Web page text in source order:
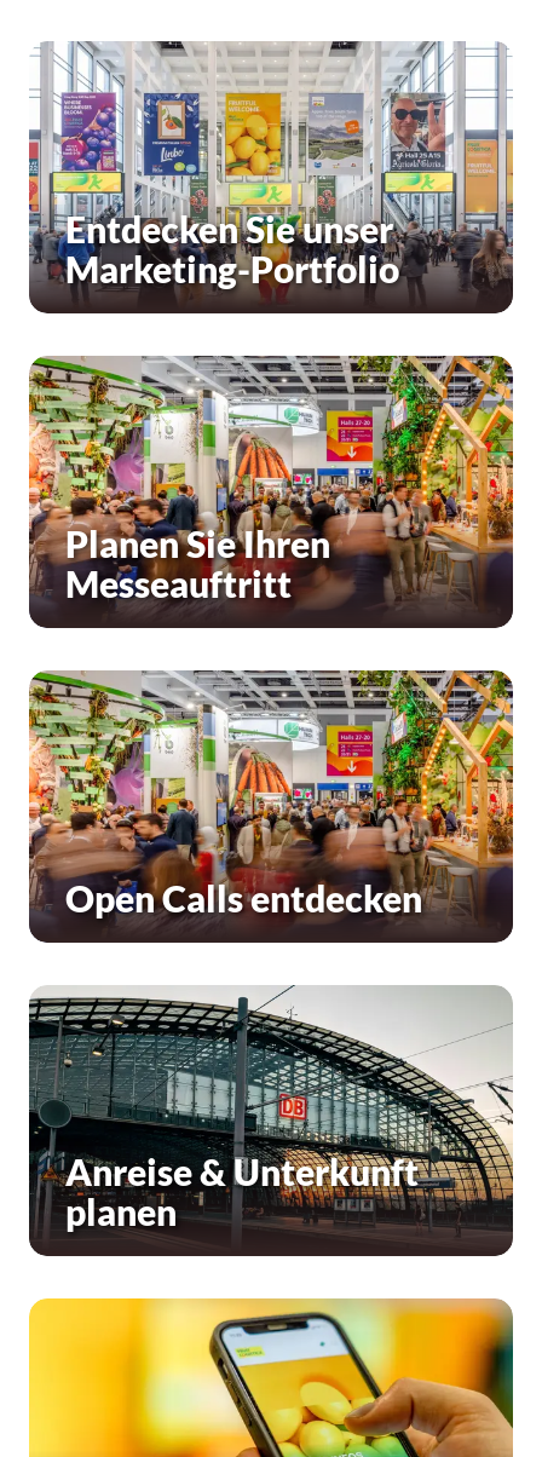
Entdecken Sie unser
Marketing-Portfolio
Planen Sie Ihren
Messeauftritt
Open Calls entdecken
Anreise & Unterkunft
planen